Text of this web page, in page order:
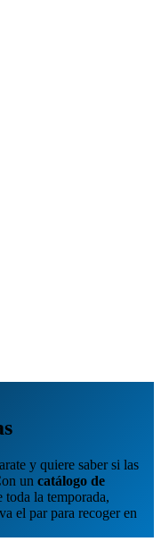
y quiere saber si las
un catálogo de
toda la temporada,
el par para recoger en